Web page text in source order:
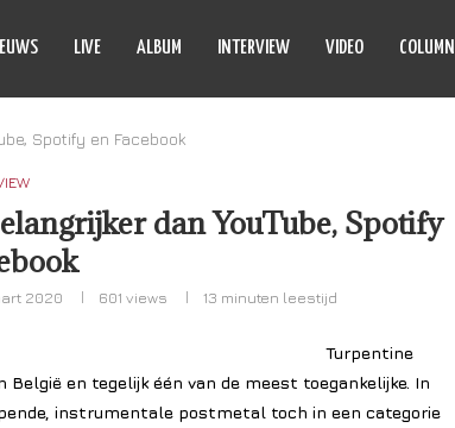
LIVE ALBUM INTERVIEW VIDEO COLUMN
Spotify en Facebook
dan YouTube, Spotify
2020 601 views 13 minuten leestijd
Turpentine
en tegelijk één van de meest toegankelijke. In
instrumentale postmetal toch in een categorie